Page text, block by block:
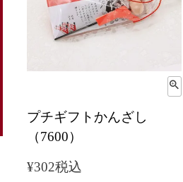
プチギフトかんざし
（7600）
¥302税込